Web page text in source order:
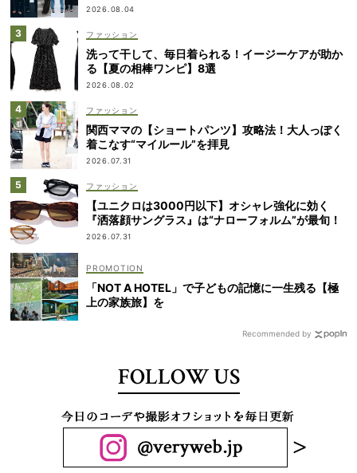
2026.08.04
ファッション
洗って干して、毎日着られる！イージーケアが助か
る【夏の相棒ワンピ】8選
2026.08.02
ファッション
関西ママの【ショートパンツ】攻略法！大人っぽく
着こなす“マイルール”を拝見
2026.07.31
ファッション
【ユニクロは3000円以下】オシャレ強化に効く
『洒落顔サングラス』は“ナローフォルム”が最旬！
2026.07.31
「NOT A HOTEL」で子どもの記憶に一生残る【極
上の家族旅】を
Recommended by
FOLLOW US